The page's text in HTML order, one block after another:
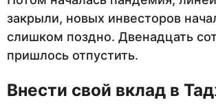
закрыли, новых инвесторов
слишком поздно. Двенадцать
пришлось отпустить.
Внести свой вклад в